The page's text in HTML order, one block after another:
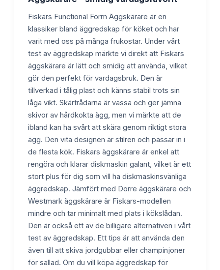
Fiskars Functional Form Äggskärare är en
klassiker bland äggredskap för köket och har
varit med oss på många frukostar. Under vårt
test av äggredskap märkte vi direkt att Fiskars
äggskärare är lätt och smidig att använda, vilket
gör den perfekt för vardagsbruk. Den är
tillverkad i tålig plast och känns stabil trots sin
låga vikt. Skärtrådarna är vassa och ger jämna
skivor av hårdkokta ägg, men vi märkte att de
ibland kan ha svårt att skära genom riktigt stora
ägg. Den vita designen är stilren och passar in i
de flesta kök. Fiskars äggskärare är enkel att
rengöra och klarar diskmaskin galant, vilket är ett
stort plus för dig som vill ha diskmaskinsvänliga
äggredskap. Jämfört med Dorre äggskärare och
Westmark äggskärare är Fiskars-modellen
mindre och tar minimalt med plats i kökslådan.
Den är också ett av de billigare alternativen i vårt
test av äggredskap. Ett tips är att använda den
även till att skiva jordgubbar eller champinjoner
för sallad. Om du vill köpa äggredskap för